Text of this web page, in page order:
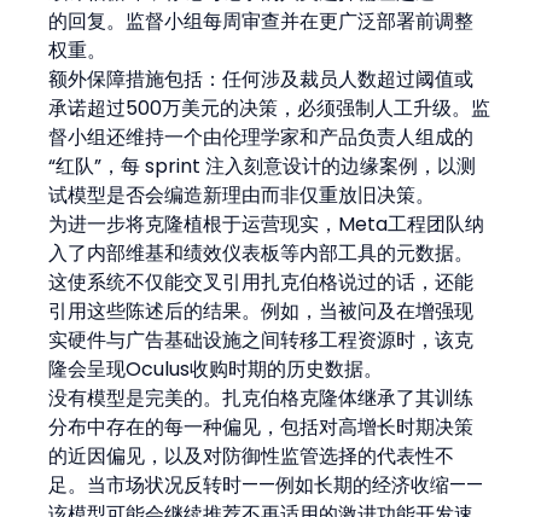
的回复。监督小组每周审查并在更广泛部署前调整
权重。
额外保障措施包括：任何涉及裁员人数超过阈值或
承诺超过500万美元的决策，必须强制人工升级。监
督小组还维持一个由伦理学家和产品负责人组成的
“红队”，每 sprint 注入刻意设计的边缘案例，以测
试模型是否会编造新理由而非仅重放旧决策。
为进一步将克隆植根于运营现实，Meta工程团队纳
入了内部维基和绩效仪表板等内部工具的元数据。
这使系统不仅能交叉引用扎克伯格说过的话，还能
引用这些陈述后的结果。例如，当被问及在增强现
实硬件与广告基础设施之间转移工程资源时，该克
隆会呈现Oculus收购时期的历史数据。
没有模型是完美的。扎克伯格克隆体继承了其训练
分布中存在的每一种偏见，包括对高增长时期决策
的近因偏见，以及对防御性监管选择的代表性不
足。当市场状况反转时——例如长期的经济收缩——